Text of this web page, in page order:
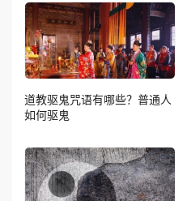
道教驱鬼咒语有哪些？普通人
如何驱鬼